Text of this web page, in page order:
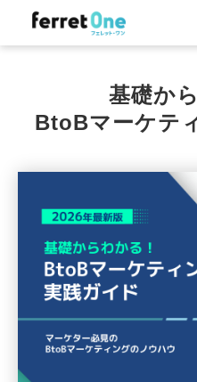
ツール
導
料
お役
基礎か
BtoBマーケテ